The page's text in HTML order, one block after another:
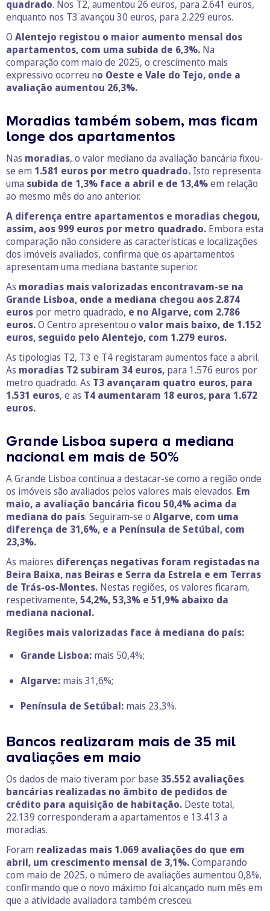
quadrado. Nos T2, aumentou 26 euros, para 2.641 euros,
enquanto nos T3 avançou 30 euros, para 2.229 euros.
O Alentejo registou o maior aumento mensal dos
apartamentos, com uma subida de 6,3%. Na
comparação com maio de 2025, o crescimento mais
expressivo ocorreu no Oeste e Vale do Tejo, onde a
avaliação aumentou 26,3%.
Moradias também sobem, mas ficam
longe dos apartamentos
Nas moradias, o valor mediano da avaliação bancária fixou-
se em 1.581 euros por metro quadrado. Isto representa
uma subida de 1,3% face a abril e de 13,4%em relação
ao mesmo mês do ano anterior.
A diferença entre apartamentos e moradias chegou,
assim, aos 999 euros por metro quadrado. Embora esta
comparação não considere as características e localizações
dos imóveis avaliados, confirma que os apartamentos
apresentam uma mediana bastante superior.
As moradias mais valorizadas encontravam-se na
Grande Lisboa, onde a mediana chegou aos 2.874
euros por metro quadrado, e no Algarve, com 2.786
euros.O Centro apresentou o valor mais baixo, de 1.152
euros, seguido pelo Alentejo, com 1.279 euros.
As tipologias T2, T3 e T4 registaram aumentos face a abril.
As moradias T2 subiram 34 euros, para 1.576 euros por
metro quadrado. As T3 avançaram quatro euros, para
1.531 euros, e as T4 aumentaram 18 euros, para 1.672
euros.
Grande Lisboa supera a mediana
nacional em mais de 50%
A Grande Lisboa continua a destacar-se como a região onde
os imóveis são avaliados pelos valores mais elevados. Em
maio, a avaliação bancária ficou 50,4% acima da
mediana do país. Seguiram-se o Algarve, com uma
diferença de 31,6%, e a Península de Setúbal, com
23,3%.
As maiores diferenças negativas foram registadas na
Beira Baixa, nas Beiras e Serra da Estrela e em Terras
de Trás-os-Montes. Nestas regiões, os valores ficaram,
respetivamente, 54,2%, 53,3% e 51,9% abaixo da
mediana nacional.
Regiões mais valorizadas face à mediana do país:
Grande Lisboa: mais 50,4%;
Algarve: mais 31,6%;
Península de Setúbal: mais 23,3%.
Bancos realizaram mais de 35 mil
avaliações em maio
Os dados de maio tiveram por base 35.552 avaliações
bancárias realizadas no âmbito de pedidos de
crédito para aquisição de habitação. Deste total,
22.139 corresponderam a apartamentos e 13.413 a
moradias.
Foram realizadas mais 1.069 avaliações do que em
abril, um crescimento mensal de 3,1%.Comparando
com maio de 2025, o número de avaliações aumentou 0,8%,
confirmando que o novo máximo foi alcançado num mês em
que a atividade avaliadora também cresceu.